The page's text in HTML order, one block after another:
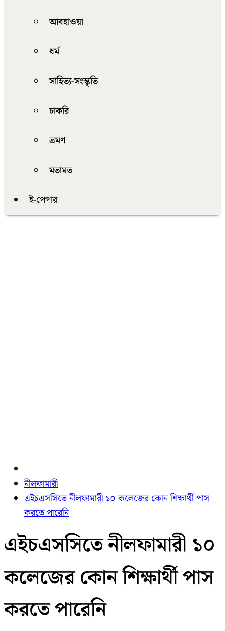
আবহাওয়া
ধর্ম
সাহিত্য-সংস্কৃতি
চাকরি
ভ্রমণ
মতামত
ই-পেপার
নীলফামারী
এইচএসসিতে নীলফামারী ১০ কলেজের কোন শিক্ষার্থী পাস
করতে পারেনি
এইচএসসিতে নীলফামারী ১০
কলেজের কোন শিক্ষার্থী পাস
করতে পারেনি